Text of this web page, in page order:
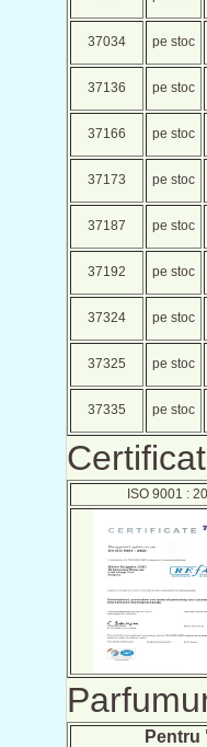
37034 pe stoc
37136 pe stoc
37166 pe stoc
37173 pe stoc
37187 pe stoc
37192 pe stoc
37324 pe stoc
37325 pe stoc
37335 pe stoc
ISO 9001 :
Pentru